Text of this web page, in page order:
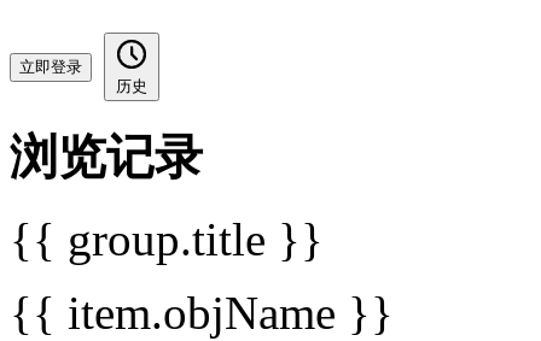
立即登录
历史
浏览记录
{{ group.title }}
{{ item.objName }}